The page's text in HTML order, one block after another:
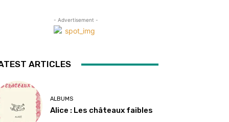
- Advertisement -
ARTICLES
ALBUMS
Alice : Les châteaux faibles